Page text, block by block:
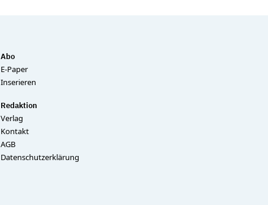
Abo
E-Paper
Inserieren
Redaktion
Verlag
Kontakt
AGB
Datenschutzerklärung